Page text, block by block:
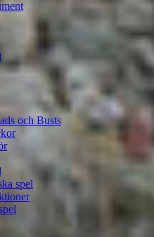
och Busts
spel